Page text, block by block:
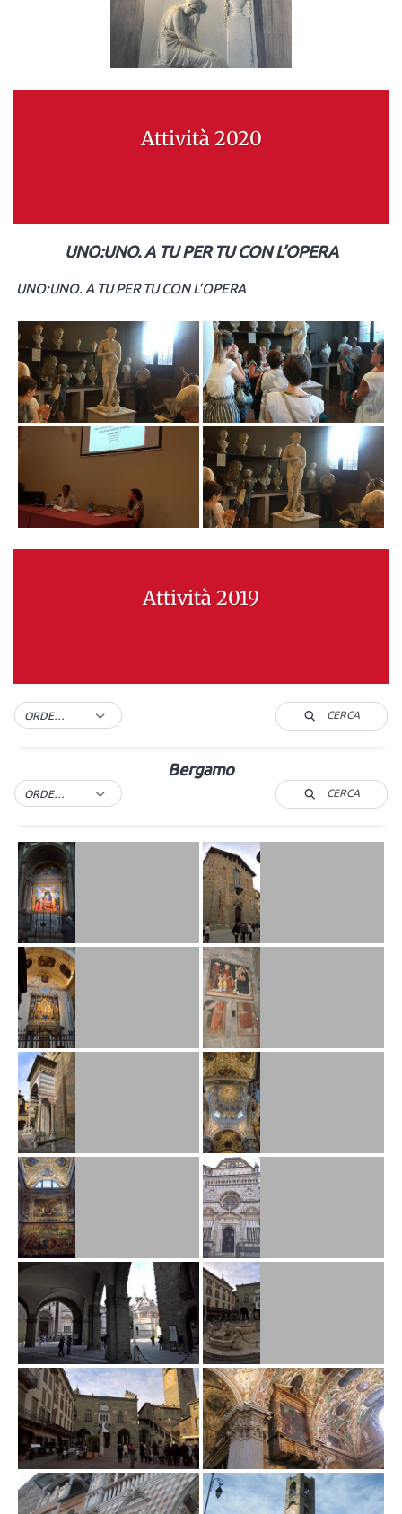
Attività 2020
UNO:UNO. A TU PER TU CON L’OPERA
UNO:UNO. A TU PER TU CON L’OPERA
Attività 2019
ORDER BY DEFAULT CERCA
Bergamo
ORDER BY DEFAULT CERCA